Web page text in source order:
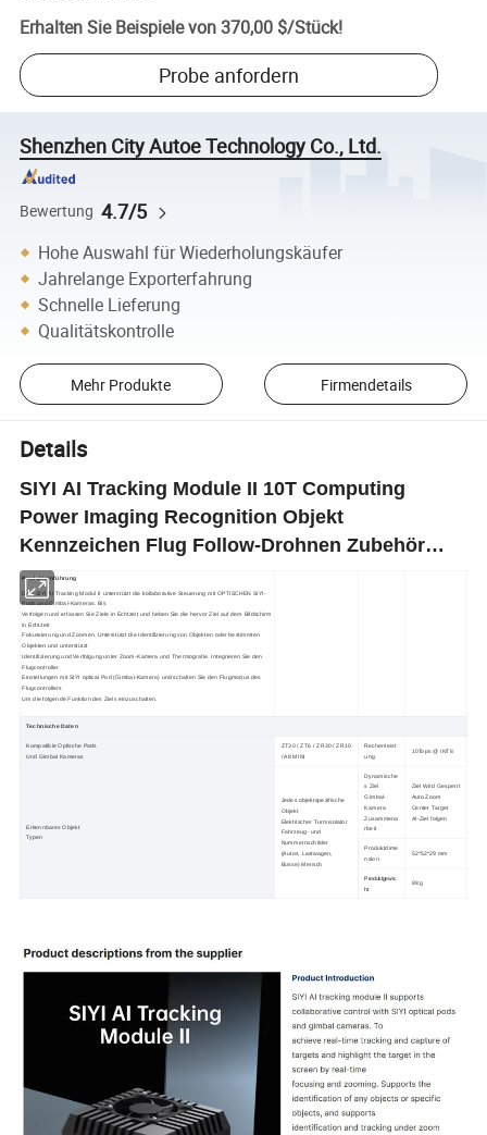
Erhalten Sie Beispiele von370,00 $/Stück!
Probe anfordern
Shenzhen City Autoe Technology Co., Ltd.
Bewertung 4.7/5
Hohe Auswahl für Wiederholungskäufer
Jahrelange Exporterfahrung
Schnelle Lieferung
Qualitätskontrolle
Mehr Produkte Firmendetails
Details
SIYI AI Tracking Module II 10T Computing
Power Imaging Recognition Objekt
Kennzeichen Flug Follow-Drohnen Zubehör
ZLD 10TOPS
Produkteinführung
DAS SIYI AI Tracking Modul II unterstützt die kollaborative Steuerung mit OPTISCHEN SIYI-
Pods und Gimbal-Kameras. Bis
Verfolgen und erfassen Sie Ziele in Echtzeit und heben Sie die hervor Ziel auf dem Bildschirm
in Echtzeit
Fokussierung und Zoomen. Unterstützt die Identifizierung von Objekten oder bestimmten
Objekten und unterstützt
Identifizierung und Verfolgung unter Zoom-Kamera und Thermografie. Integrieren Sie den
Flugcontroller
Einstellungen mit SIYI optical Pod (Gimbal-Kamera) und schalten Sie den Flugmodus des
Flugcontrollers
Um die folgende Funktion des Ziels einzuschalten.
Technische Daten
Kompatible Optische Pods
Und Gimbal Kameras
ZT30 / ZT6 / ZR30 / ZR10
/ A8 MINI
Rechenleist
ung
10Tops @ INT8
Erkennbares Objekt
Typen
Jedes objektspezifische
Objekt
Elektrischer Turmisolator
Fahrzeug- und
Nummernschilder
(Autos, Lastwagen,
Busse) Mensch
Dynamische
s Ziel
Gimbal-
Kamera
Zusammena
rbeit
Ziel Wird Gesperrt
Auto Zoom
Center Target
AI-Ziel folgen
Produktdime
nsion
52*52*29 mm
Produktgewic
ht
88 g